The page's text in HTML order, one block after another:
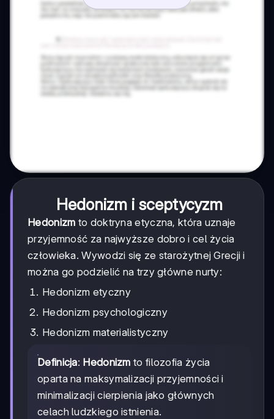
Hedonizm i sceptycyzm
Hedonizm to doktryna etyczna, która uznaje
przyjemność za najwyższe dobro i cel życia
człowieka. Wywodzi się ze starożytnej Grecji i
można go podzielić na trzy główne nurty:
Hedonizm etyczny
Hedonizm psychologiczny
Hedonizm materialistyczny
Definicja: Hedonizm to filozofia życia
oparta na maksymalizacji przyjemności i
minimalizacji cierpienia jako głównych
celach ludzkiego istnienia.